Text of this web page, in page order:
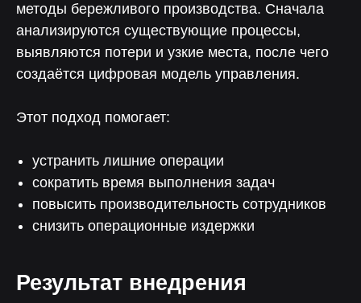
методы бережливого производства. Сначала
анализируются существующие процессы,
выявляются потери и узкие места, после чего
создаётся цифровая модель управления.
Этот подход помогает:
устранить лишние операции
сократить время выполнения задач
повысить производительность сотрудников
снизить операционные издержки
Результат внедрения